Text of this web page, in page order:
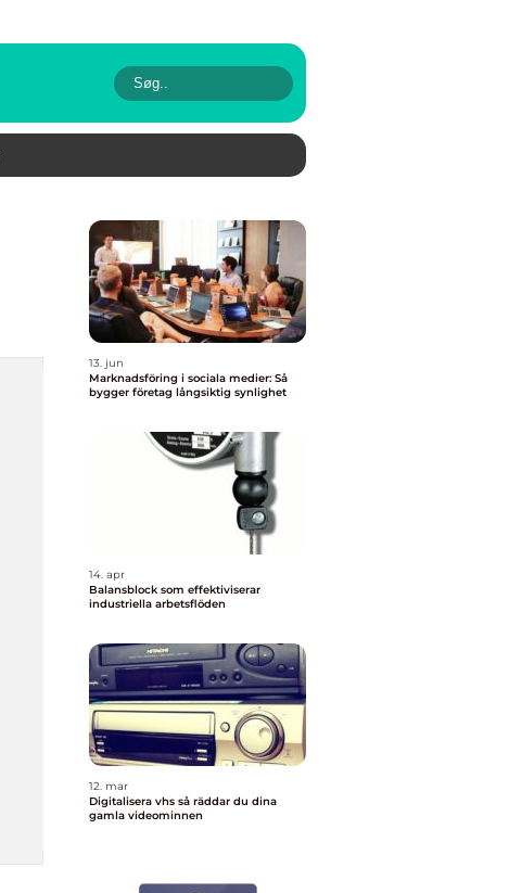
13. jun
Marknadsföring i sociala medier: Så
bygger företag långsiktig synlighet
14. apr
Balansblock som effektiviserar
industriella arbetsflöden
12. mar
Digitalisera vhs så räddar du dina
gamla videominnen